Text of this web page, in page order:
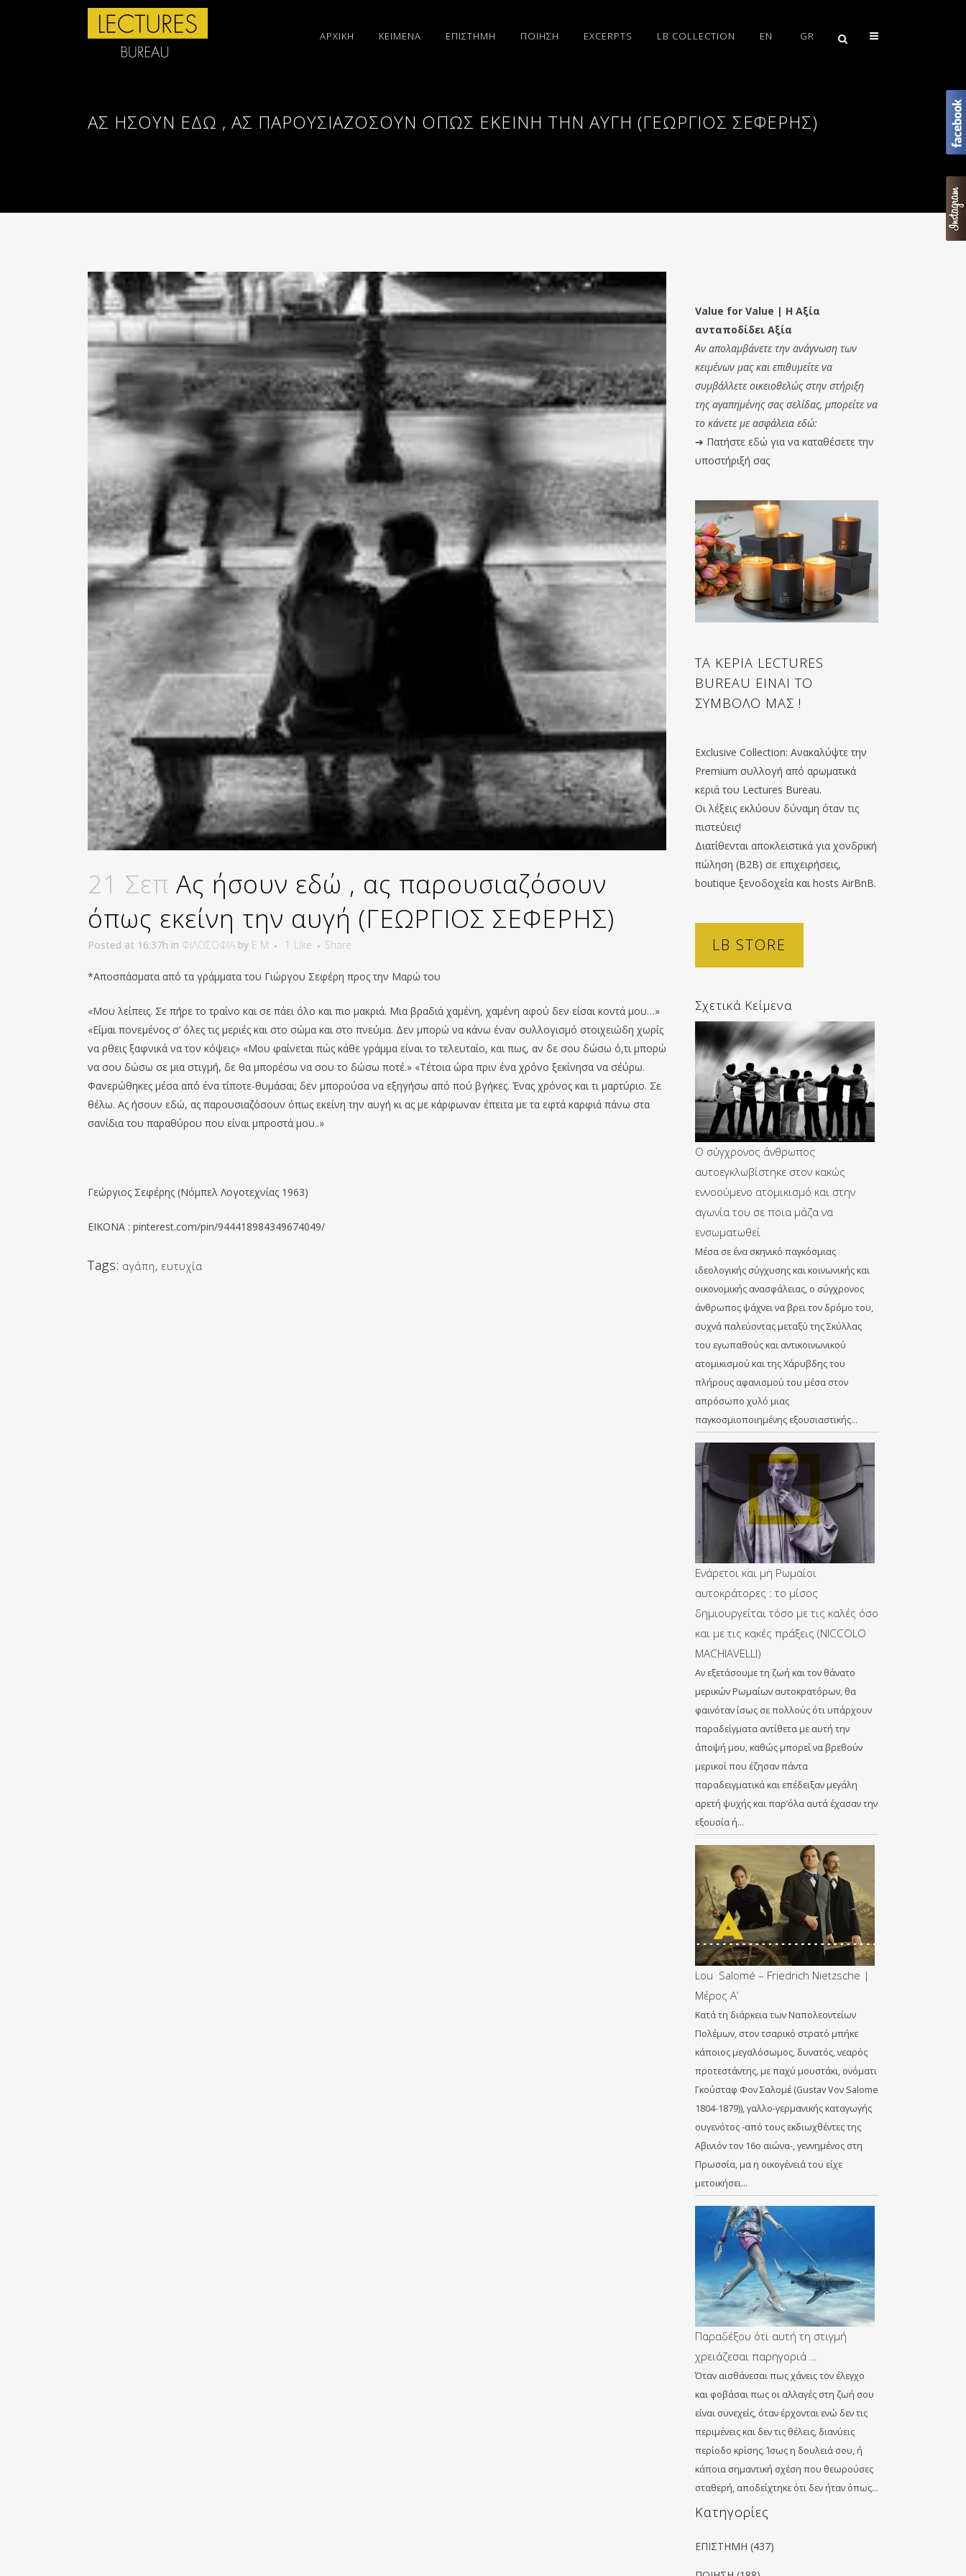
ΑΡΧΙΚΗ ΚΕΙΜΕΝΑ ΕΠΙΣΤΗΜΗ ΠΟΙΗΣΗ EXCERPTS LB COLLECTION EN GR
ΑΣ ΉΣΟΥΝ ΕΔΏ , ΑΣ ΠΑΡΟΥΣΙΑΖΌΣΟΥΝ ΌΠΩΣ ΕΚΕΊΝΗ ΤΗΝ ΑΥΓΉ (ΓΕΩΡΓΙΟΣ ΣΕΦΕΡΗΣ)
21 Σεπ Ας ήσουν εδώ , ας παρουσιαζόσουν
όπως εκείνη την αυγή (ΓΕΩΡΓΙΟΣ ΣΕΦΕΡΗΣ)
Posted at 16:37h in ΦΙΛΟΣΟΦΙΑ by E M 1 Like Share
*Αποσπάσματα από τα γράμματα του Γιώργου Σεφέρη προς την Μαρώ του
«Μου λείπεις. Σε πήρε το τραίνο και σε πάει όλο και πιο μακριά. Μια βραδιά χαμένη, χαμένη αφού δεν είσαι κοντά μου…»
«Είμαι πονεμένος σ’ όλες τις μεριές και στο σώμα και στο πνεύμα. Δεν μπορώ να κάνω έναν συλλογισμό στοιχειώδη χωρίς
να ρθεις ξαφνικά να τον κόψεις» «Μου φαίνεται πώς κάθε γράμμα είναι το τελευταίο, και πως, αν δε σου δώσω ό,τι μπορώ
να σου δώσω σε μια στιγμή, δε θα μπορέσω να σου το δώσω ποτέ.» «Τέτοια ώρα πριν ένα χρόνο ξεκίνησα να σ΄εύρω.
Φανερώθηκες μέσα από ένα τίποτε-θυμάσαι; δεν μπορούσα να εξηγήσω από πού βγήκες. Ένας χρόνος και τι μαρτύριο. Σε
θέλω. Ας ήσουν εδώ, ας παρουσιαζόσουν όπως εκείνη την αυγή κι ας με κάρφωναν έπειτα με τα εφτά καρφιά πάνω στα
σανίδια του παραθύρου που είναι μπροστά μου..»
Γεώργιος Σεφέρης (Νόμπελ Λογοτεχνίας 1963)
EIKONA : pinterest.com/pin/944418984349674049/
Tags: αγάπη, ευτυχία
Value for Value | Η Αξία
ανταποδίδει Αξία
Αν απολαμβάνετε την ανάγνωση των
κειμένων μας και επιθυμείτε να
συμβάλλετε οικειοθελώς στην στήριξη
της αγαπημένης σας σελίδας, μπορείτε να
το κάνετε με ασφάλεια εδώ:
➔ Πατήστε εδώ για να καταθέσετε την
υποστήριξή σας
ΤΑ ΚΕΡΙΑ LECTURES
BUREAU ΕΙΝΑΙ ΤΟ
ΣΥΜΒΟΛΟ ΜΑΣ !
Exclusive Collection: Ανακαλύψτε την
Premium συλλογή από αρωματικά
κεριά του Lectures Bureau.
Οι λέξεις εκλύουν δύναμη όταν τις
πιστεύεις!
Διατίθενται αποκλειστικά για χονδρική
πώληση (B2B) σε επιχειρήσεις,
boutique ξενοδοχεία και hosts AirBnB.
LB STORE
Σχετικά Κείμενα
Ο σύγχρονος άνθρωπος
αυτοεγκλωβίστηκε στον κακώς
εννοούμενο ατομικισμό και στην
αγωνία του σε ποια μάζα να
ενσωματωθεί
Μέσα σε ένα σκηνικό παγκόσμιας
ιδεολογικής σύγχυσης και κοινωνικής και
οικονομικής ανασφάλειας, ο σύγχρονος
άνθρωπος ψάχνει να βρει τον δρόμο του,
συχνά παλεύοντας μεταξύ της Σκύλλας
του εγωπαθούς και αντικοινωνικού
ατομικισμού και της Χάρυβδης του
πλήρους αφανισμού του μέσα στον
απρόσωπο χυλό μιας
παγκοσμιοποιημένης εξουσιαστικής…
Ενάρετοι και μη Ρωμαίοι
αυτοκράτορες : το μίσος
δημιουργείται τόσο με τις καλές όσο
και με τις κακές πράξεις (NICCOLO
MACHIAVELLI)
Αν εξετάσουμε τη ζωή και τον θάνατο
μερικών Ρωμαίων αυτοκρατόρων, θα
φαινόταν ίσως σε πολλούς ότι υπάρχουν
παραδείγματα αντίθετα με αυτή την
άποψή μου, καθώς μπορεί να βρεθούν
μερικοί που έζησαν πάντα
παραδειγματικά και επέδειξαν μεγάλη
αρετή ψυχής και παρ’όλα αυτά έχασαν την
εξουσία ή…
Lou Salomé – Friedrich Nietzsche |
Μέρος Α’
Κατά τη διάρκεια των Ναπολεοντείων
Πολέμων, στον τσαρικό στρατό μπήκε
κάποιος μεγαλόσωμος, δυνατός, νεαρός
προτεστάντης, με παχύ μουστάκι, ονόματι
Γκούσταφ Φον Σαλομέ (Gustav Vον Salome
1804-1879)), γαλλο-γερμανικής καταγωγής
ουγενότος -από τους εκδιωχθέντες της
Αβινιόν τον 16ο αιώνα-, γεννημένος στη
Πρωσσία, μα η οικογένειά του είχε
μετοικήσει…
Παραδέξου ότι αυτή τη στιγμή
χρειάζεσαι παρηγοριά …
Όταν αισθάνεσαι πως χάνεις τον έλεγχο
και φοβάσαι πως οι αλλαγές στη ζωή σου
είναι συνεχείς, όταν έρχονται ενώ δεν τις
περιμένεις και δεν τις θέλεις, διανύεις
περίοδο κρίσης. Ίσως η δουλειά σου, ή
κάποια σημαντική σχέση που θεωρούσες
σταθερή, αποδείχτηκε ότι δεν ήταν όπως…
Kατηγορίες
ΕΠΙΣΤΗΜΗ (437)